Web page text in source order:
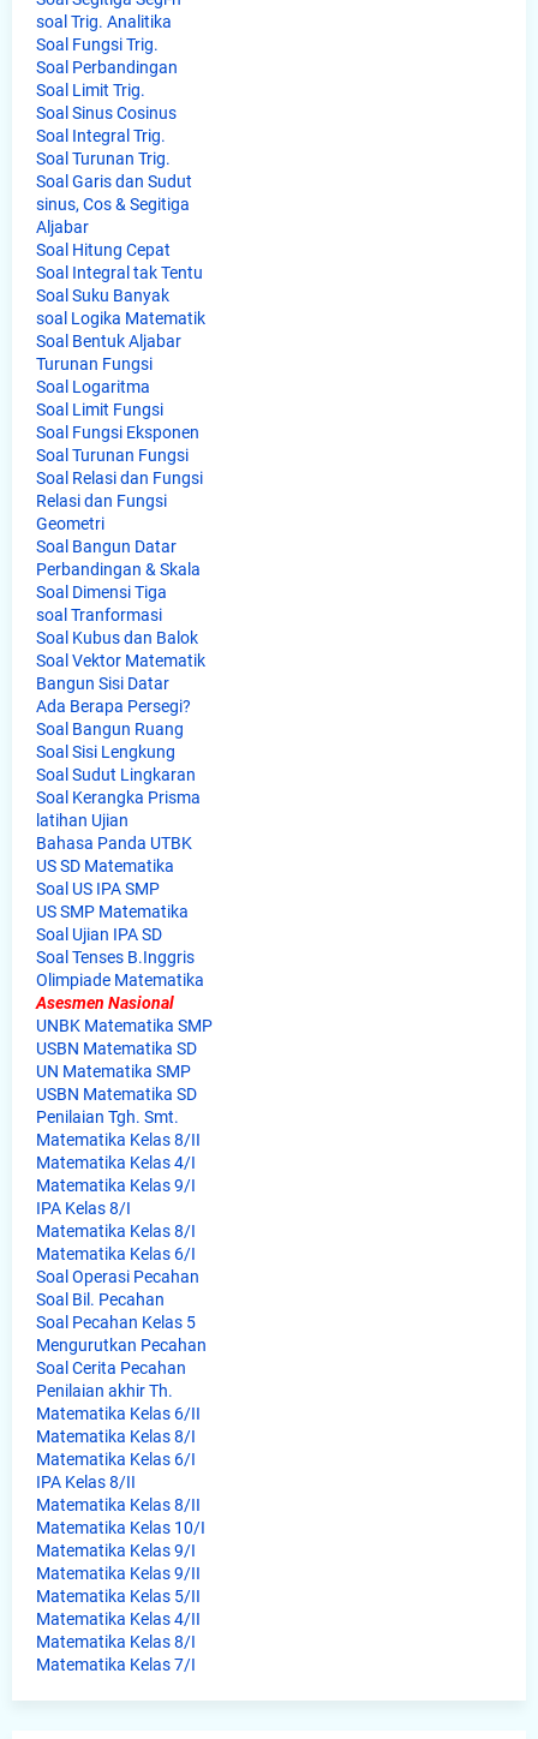
soal Trig. Analitika
Soal Fungsi Trig.
Soal Perbandingan
Soal Limit Trig.
Soal Sinus Cosinus
Soal Integral Trig.
Soal Turunan Trig.
Soal Garis dan Sudut
sinus, Cos & Segitiga
Aljabar
Soal Hitung Cepat
Soal Integral tak Tentu
Soal Suku Banyak
soal Logika Matematik
Soal Bentuk Aljabar
Turunan Fungsi
Soal Logaritma
Soal Limit Fungsi
Soal Fungsi Eksponen
Soal Turunan Fungsi
Soal Relasi dan Fungsi
Relasi dan Fungsi
Geometri
Soal Bangun Datar
Perbandingan & Skala
Soal Dimensi Tiga
soal Tranformasi
Soal Kubus dan Balok
Soal Vektor Matematik
Bangun Sisi Datar
Ada Berapa Persegi?
Soal Bangun Ruang
Soal Sisi Lengkung
Soal Sudut Lingkaran
Soal Kerangka Prisma
latihan Ujian
Bahasa Panda UTBK
US SD Matematika
Soal US IPA SMP
US SMP Matematika
Soal Ujian IPA SD
Soal Tenses B.Inggris
Olimpiade Matematika
Asesmen Nasional
UNBK Matematika SMP
USBN Matematika SD
UN Matematika SMP
USBN Matematika SD
Penilaian Tgh. Smt.
Matematika Kelas 8/II
Matematika Kelas 4/I
Matematika Kelas 9/I
IPA Kelas 8/I
Matematika Kelas 8/I
Matematika Kelas 6/I
Soal Operasi Pecahan
Soal Bil. Pecahan
Soal Pecahan Kelas 5
Mengurutkan Pecahan
Soal Cerita Pecahan
Penilaian akhir Th.
Matematika Kelas 6/II
Matematika Kelas 8/I
Matematika Kelas 6/I
IPA Kelas 8/II
Matematika Kelas 8/II
Matematika Kelas 10/I
Matematika Kelas 9/I
Matematika Kelas 9/II
Matematika Kelas 5/II
Matematika Kelas 4/II
Matematika Kelas 8/I
Matematika Kelas 7/I